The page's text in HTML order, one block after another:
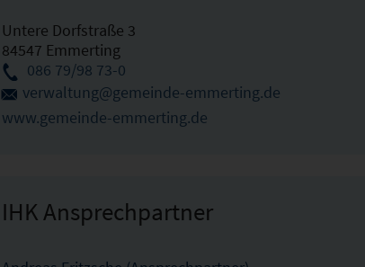
Untere Dorfstraße 3
84547 Emmerting
086 79/98 73-0
verwaltung@gemeinde-emmerting.de
www.gemeinde-emmerting.de
IHK Ansprechpartner